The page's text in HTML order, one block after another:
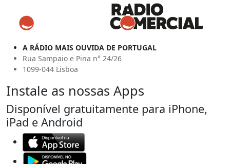
A RÁDIO MAIS OUVIDA DE PORTUGAL
Rua Sampaio e Pina n° 24/26
1099-044 Lisboa
Instale as nossas Apps
Disponível gratuitamente para iPhone,
iPad e Android